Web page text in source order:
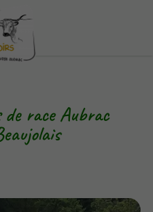
de race Aubrac